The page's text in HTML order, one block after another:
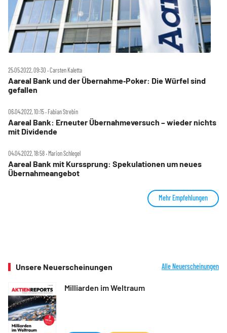
25.05.2022, 09:30 ‧ Carsten Kaletta
Aareal Bank und der Übernahme‑Poker: Die Würfel sind
gefallen
06.04.2022, 10:15 ‧ Fabian Strebin
Aareal Bank: Erneuter Übernahmeversuch – wieder nichts
mit Dividende
04.04.2022, 18:58 ‧ Marion Schlegel
Aareal Bank mit Kurssprung: Spekulationen um neues
Übernahmeangebot
Mehr Empfehlungen
Unsere Neuerscheinungen Alle Neuerscheinungen
Milliarden im Weltraum